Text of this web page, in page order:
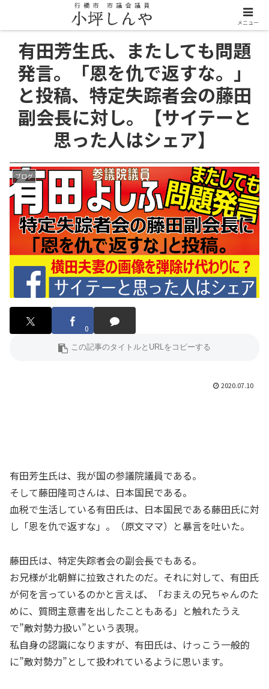
有田芳生氏、またしても問題
発言。「恩を仇で返すな。」
と投稿、特定失踪者会の藤田
副会長に対し。【サイテーと
思った人はシェア】
ブログ
0
2020.07.10
有田芳生氏は、我が国の参議院議員である。
そして藤田隆司さんは、日本国民である。
血税で生活している有田氏は、日本国民である藤田氏に対
し「恩を仇で返すな」。（原文ママ）と暴言を吐いた。
藤田氏は、特定失踪者会の副会長でもある。
お兄様が北朝鮮に拉致されたのだ。それに対して、有田氏
が何を言っているのかと言えば、「おまえの兄ちゃんのた
めに、質問主意書を出したこともある」と触れたうえ
で”敵対勢力扱い”という表現。
私自身の認識になりますが、有田氏は、けっこう一般的
に”敵対勢力”として扱われているように思います。
メニュー